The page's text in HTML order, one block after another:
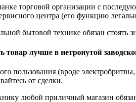
торговой организации с
центра (его функцию
бытовой технике обязан
товар лучше в нетронутой
пользования (вроде
от сделки.
любой приличный магазин обязан